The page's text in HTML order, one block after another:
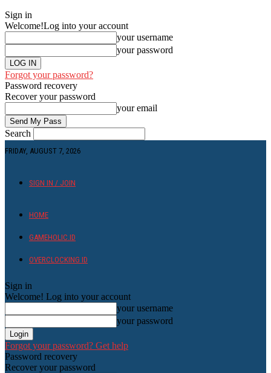
Sign in
Welcome!Log into your account
your username
your password
Forgot your password?
Password recovery
Recover your password
your email
Search
FRIDAY, AUGUST 7, 2026
SIGN IN / JOIN
HOME
GAMEHOLIC.ID
OVERCLOCKING ID
Sign in
Welcome! Log into your account
your username
your password
Forgot your password? Get help
Password recovery
Recover your password